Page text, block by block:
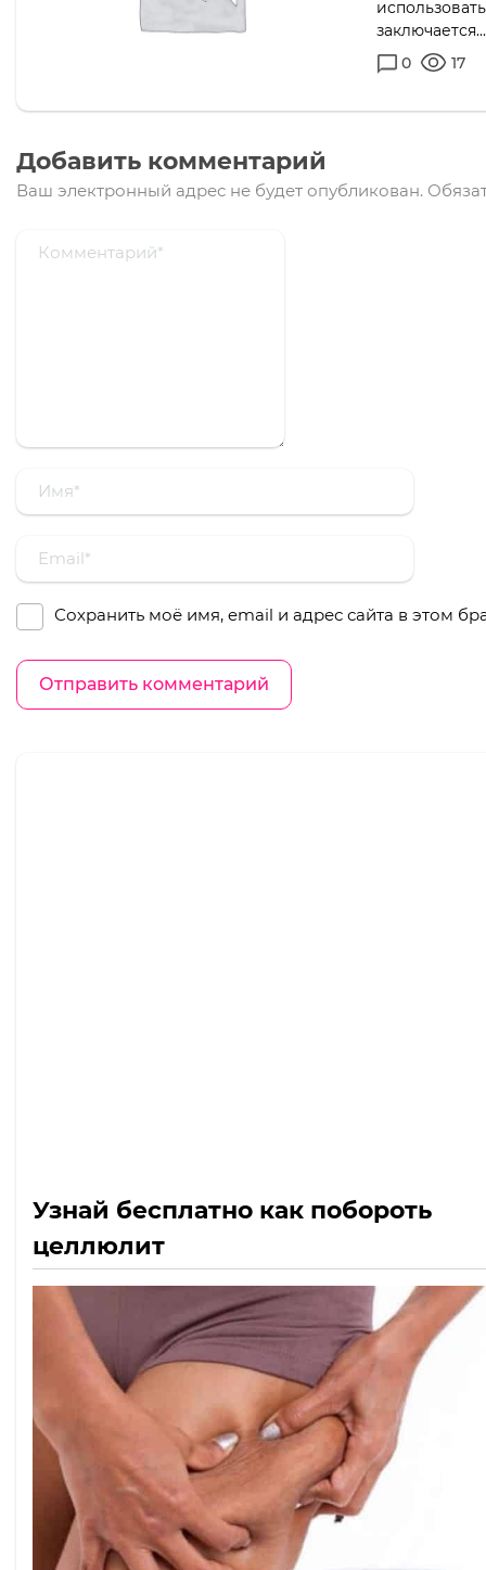
заключается...
0
17
Добавить комментарий
Ваш электронный адрес не будет опубликован.
Сохранить моё имя, email и адрес сайта в этом
Узнай бесплатно как побороть
целлюлит